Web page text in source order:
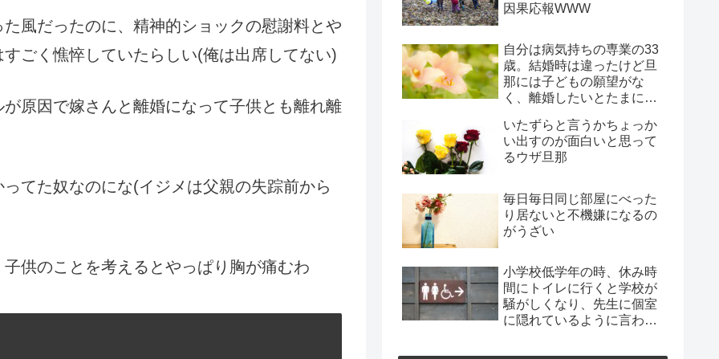
風だったのに、精神的ショックの慰謝料とや
ごく憔悴していたらしい(俺は出席してない)
原因で嫁さんと離婚になって子供とも離れ離
てた奴なのにな(イジメは父親の失踪前から
供のことを考えるとやっぱり胸が痛むわ
因果応報WWW
自分は病気持ちの専業の33
歳。結婚時は違ったけど旦
那には子どもの願望がな
く、離婚したいとたまに言
してる
いたずらと言うかちょっか
い出すのが面白いと思って
るウザ旦那
毎日毎日同じ部屋にべった
り居ないと不機嫌になるの
がうざい
小学校低学年の時、休み時
間にトイレに行くと学校が
騒がしくなり、先生に個室
に隠れているように言われ